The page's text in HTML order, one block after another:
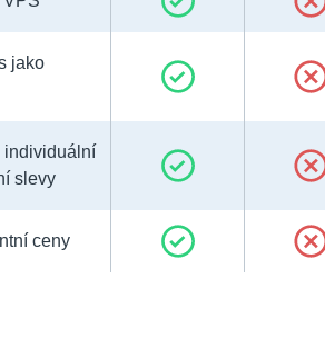
jako
individuální
slevy
ceny